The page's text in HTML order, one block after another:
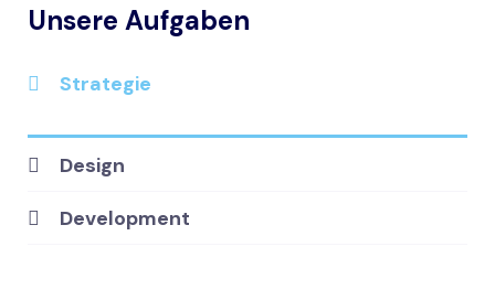
Unsere Aufgaben
Strategie
Design
Development